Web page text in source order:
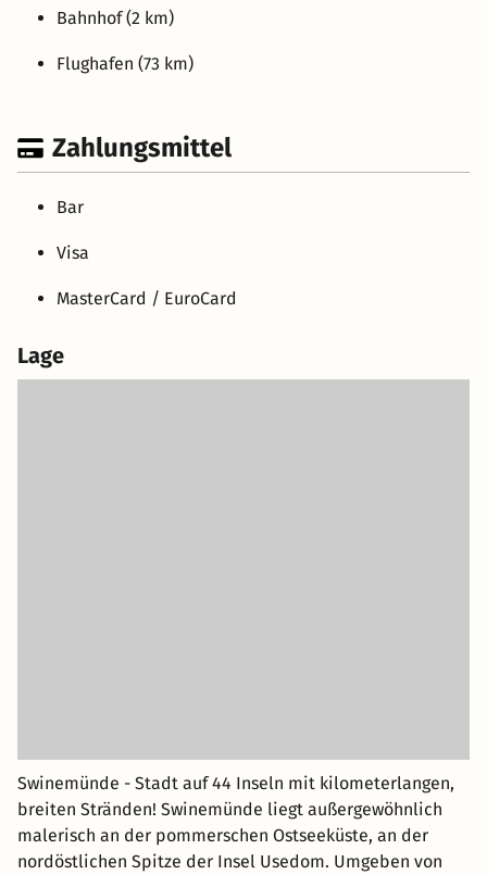
Bahnhof (2 km)
Flughafen (73 km)
Zahlungsmittel
Bar
Visa
MasterCard / EuroCard
Lage
Swinemünde - Stadt auf 44 Inseln mit kilometerlangen,
breiten Stränden! Swinemünde liegt außergewöhnlich
malerisch an der pommerschen Ostseeküste, an der
nordöstlichen Spitze der Insel Usedom. Umgeben von